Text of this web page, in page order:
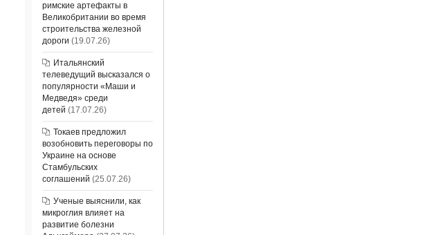
римские артефакты в
Великобритании во время
строительства железной
дороги (19.07.26)
Итальянский
телеведущий высказался о
популярности «Маши и
Медведя» среди
детей (17.07.26)
Токаев предложил
возобновить переговоры по
Украине на основе
Стамбульских
соглашений (25.07.26)
Ученые выяснили, как
микроглия влияет на
развитие болезни